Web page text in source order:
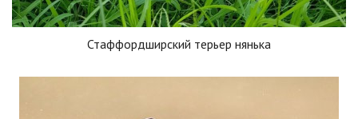
Стаффордширский терьер нянька